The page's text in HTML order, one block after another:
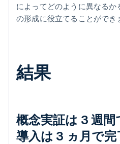
によってどのように異なる
の形成に役立てることができ
結果
概念実証は 3 週
導入は 3 ヵ月で完